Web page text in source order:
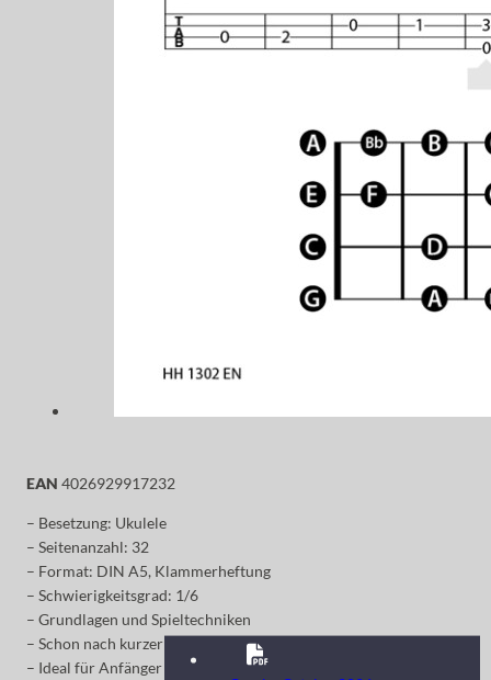
EAN 4026929917232
– Besetzung: Ukulele
– Seitenanzahl: 32
– Format: DIN A5, Klammerheftung
– Schwierigkeitsgrad: 1/6
– Grundlagen und Spieltechniken
– Schon nach kurzer Zeit viele Songs spielen
– Ideal für Anfänger